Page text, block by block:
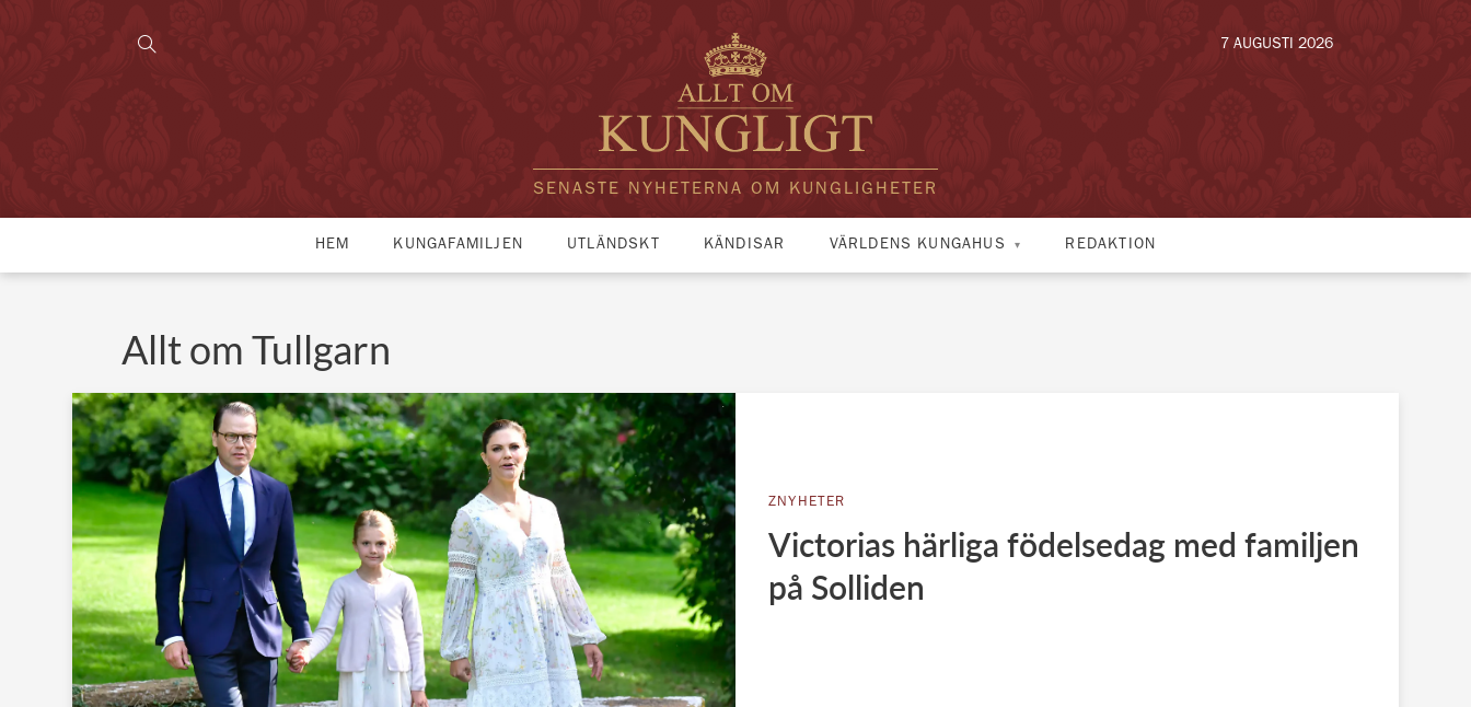
SENASTE NYHETERNA OM KUNGLIGHETER
7 AUGUSTI 2026
HEM KUNGAFAMILJEN UTLÄNDSKT KÄNDISAR VÄRLDENS KUNGAHUS REDAKTION
Allt om Tullgarn
ZNYHETER
Victorias härliga födelsedag med familjen
på Solliden